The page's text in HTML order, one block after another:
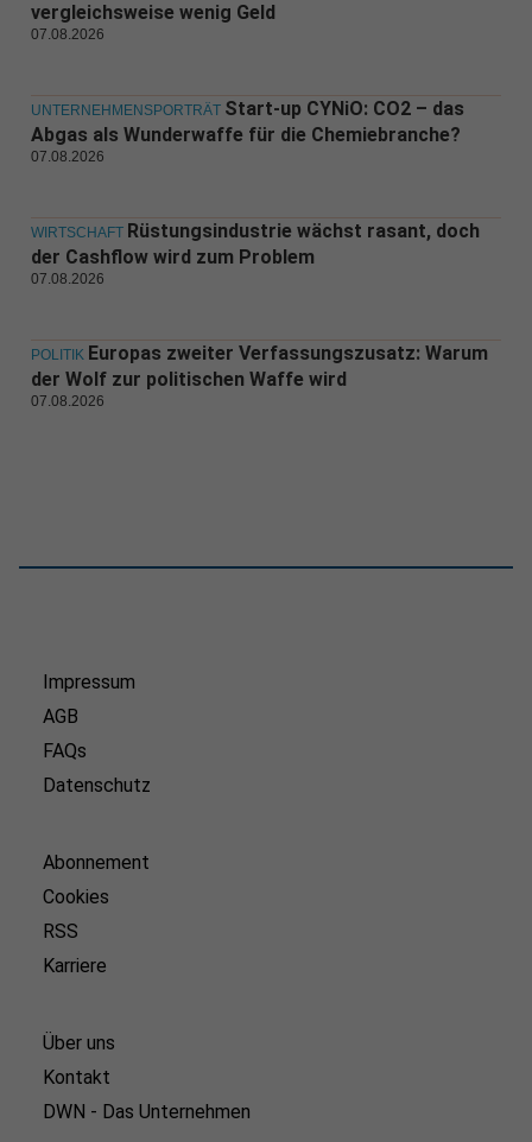
vergleichsweise wenig Geld
07.08.2026
UNTERNEHMENSPORTRÄT Start-up CYNiO: CO2 – das
Abgas als Wunderwaffe für die Chemiebranche?
07.08.2026
WIRTSCHAFT Rüstungsindustrie wächst rasant, doch
der Cashflow wird zum Problem
07.08.2026
POLITIK Europas zweiter Verfassungszusatz: Warum
der Wolf zur politischen Waffe wird
07.08.2026
Impressum
AGB
FAQs
Datenschutz
Abonnement
Cookies
RSS
Karriere
Über uns
Kontakt
DWN - Das Unternehmen